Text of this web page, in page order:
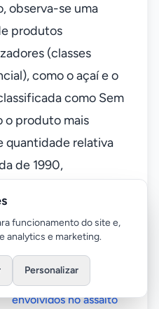
observa-se uma
produtos
(classes
como o açaí e o
como Sem
o produto mais
quantidade relativa
de 1990,
Polícia prende
envolvidos no assalto
funcionamento do site e,
analytics e marketing.
Personalizar